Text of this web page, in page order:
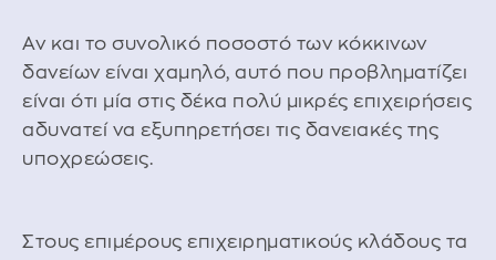
Αν και το συνολικό ποσοστό των κόκκινων
δανείων είναι χαμηλό, αυτό που προβληματίζει
είναι ότι μία στις δέκα πολύ μικρές επιχειρήσεις
αδυνατεί να εξυπηρετήσει τις δανειακές της
υποχρεώσεις.
Στους επιμέρους επιχειρηματικούς κλάδους τα